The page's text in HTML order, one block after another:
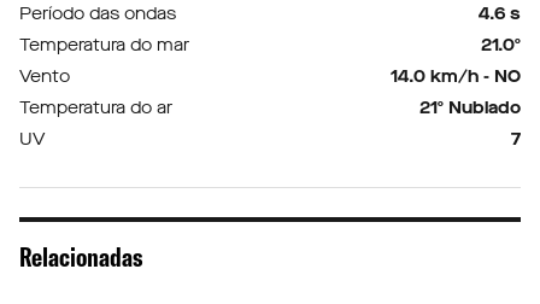
Período das ondas
4.6 s
Temperatura do mar
21.0º
Vento
14.0 km/h - NO
Temperatura do ar
21º Nublado
UV
7
Relacionadas